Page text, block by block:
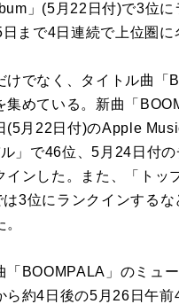
」(5 月22日付)で3位に
ま で4日連続で上位圏に
けでなく、タイトル曲「
集めている。新曲「
(5月22日付)のApple
」 で46位、5 月24日付の
インした。また、「トッ
は3位にランクインする
「BOOMPALA」 の ミュ
ら約4日後の5 月 26 日午前